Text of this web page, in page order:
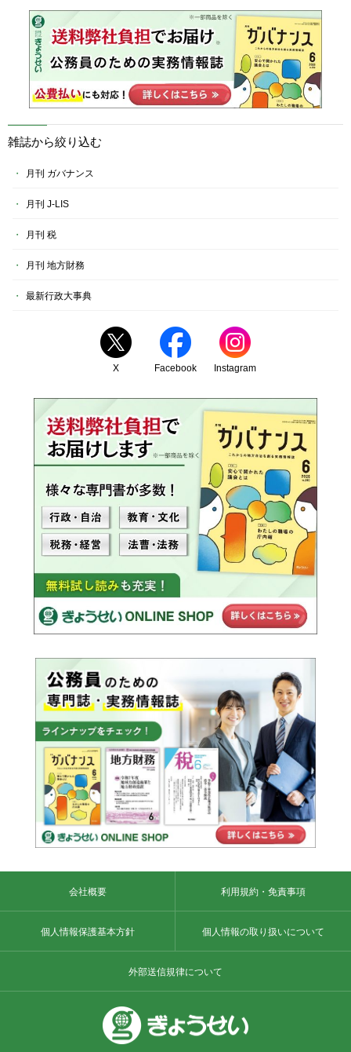
雑誌から絞り込む
月刊 ガバナンス
月刊 J-LIS
月刊 税
月刊 地方財務
最新行政大事典
X Facebook Instagram
会社概要 利用規約・免責事項
個人情報保護基本方針 個人情報の取り扱いについて
外部送信規律について